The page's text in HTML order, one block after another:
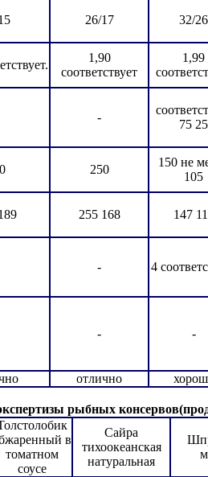
26/17 32/26
1,90
соответствует
1,99
-
75 25
250
150 не
105
255 168 147
- 4
- -
отлично
рыбных
в
томатном
соусе
Сайра
тихоокеанская
натуральная